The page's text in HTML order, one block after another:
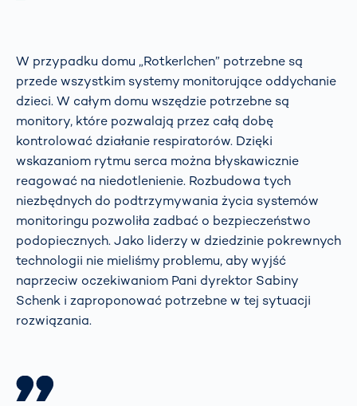
W przypadku domu „Rotkerlchen” potrzebne są
przede wszystkim systemy monitorujące oddychanie
dzieci. W całym domu wszędzie potrzebne są
monitory, które pozwalają przez całą dobę
kontrolować działanie respiratorów. Dzięki
wskazaniom rytmu serca można błyskawicznie
reagować na niedotlenienie. Rozbudowa tych
niezbędnych do podtrzymywania życia systemów
monitoringu pozwoliła zadbać o bezpieczeństwo
podopiecznych. Jako liderzy w dziedzinie pokrewnych
technologii nie mieliśmy problemu, aby wyjść
naprzeciw oczekiwaniom Pani dyrektor Sabiny
Schenk i zaproponować potrzebne w tej sytuacji
rozwiązania.